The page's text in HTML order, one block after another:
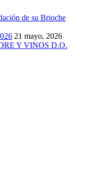
de su Brioche
21 mayo, 2026
Y VINOS D.O.